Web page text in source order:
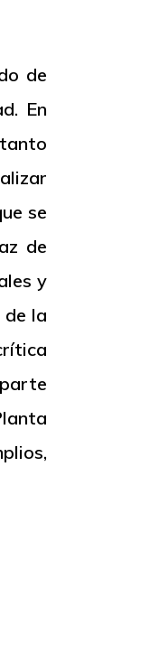
de
En
se
de
y
de la